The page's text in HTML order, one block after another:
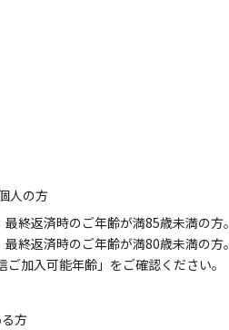
人の方
終返済時のご年齢が満85歳未満の方。
終返済時のご年齢が満80歳未満の方。
加入可能年齢」をご確認ください。
方